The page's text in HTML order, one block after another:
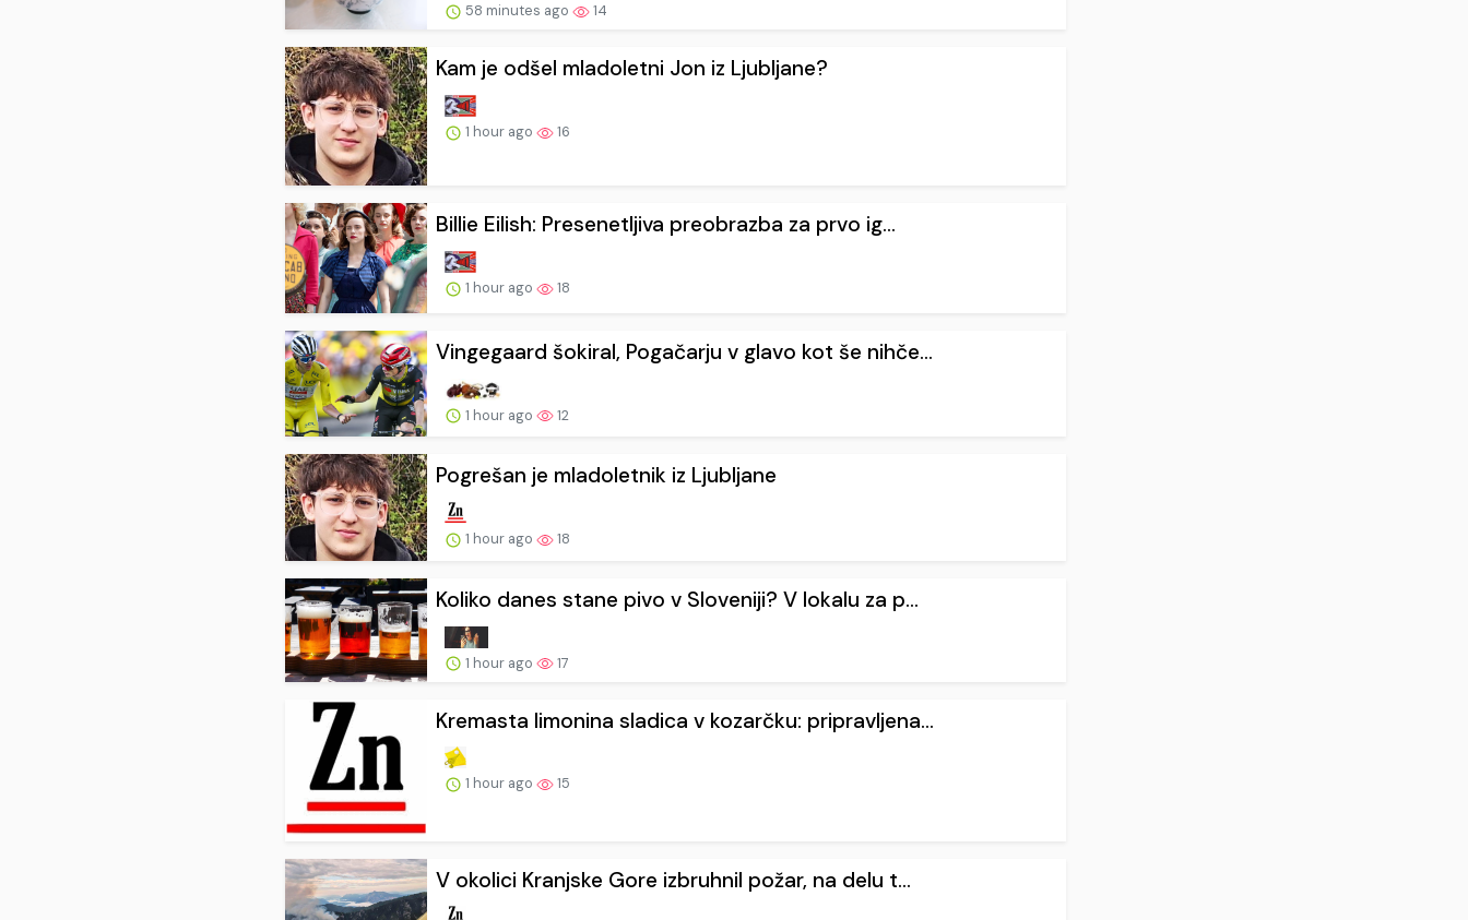
58 minutes ago 14
Kam je odšel mladoletni Jon iz Ljubljane?
1 hour ago 16
Billie Eilish: Presenetljiva preobrazba za prvo ig...
1 hour ago 18
Vingegaard šokiral, Pogačarju v glavo kot še nihče...
1 hour ago 12
Pogrešan je mladoletnik iz Ljubljane
1 hour ago 18
Koliko danes stane pivo v Sloveniji? V lokalu za p...
1 hour ago 17
Kremasta limonina sladica v kozarčku: pripravljena...
1 hour ago 15
V okolici Kranjske Gore izbruhnil požar, na delu t...